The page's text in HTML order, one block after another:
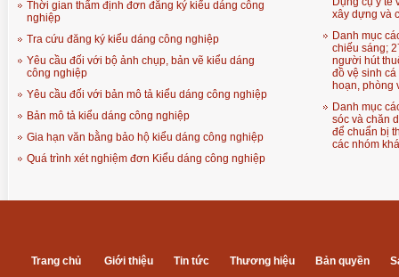
Thời gian thẩm định đơn đăng ký kiểu dáng công
nghiệp
Tra cứu đăng ký kiểu dáng công nghiệp
Yêu cầu đối với bộ ảnh chụp, bản vẽ kiểu dáng
công nghiệp
Yêu cầu đối với bản mô tả kiểu dáng công nghiệp
Bản mô tả kiểu dáng công nghiệp
Gia hạn văn bằng bảo hộ kiểu dáng công nghiệp
Quá trình xét nghiệm đơn Kiểu dáng công nghiệp
xây dựng và
Danh mục
chiếu sáng;
người hút
đồ vệ sinh
hoạn, phòng
Danh mục
sóc và chăn
để chuẩn bị
các nhóm
Trang chủ Giới thiệu Tin tức Thương hiệu Bản quyền